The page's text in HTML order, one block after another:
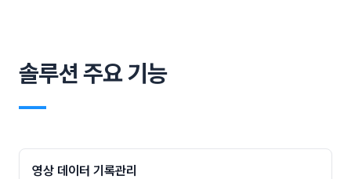
솔루션 주요 기능
―
영상 데이터 기록관리